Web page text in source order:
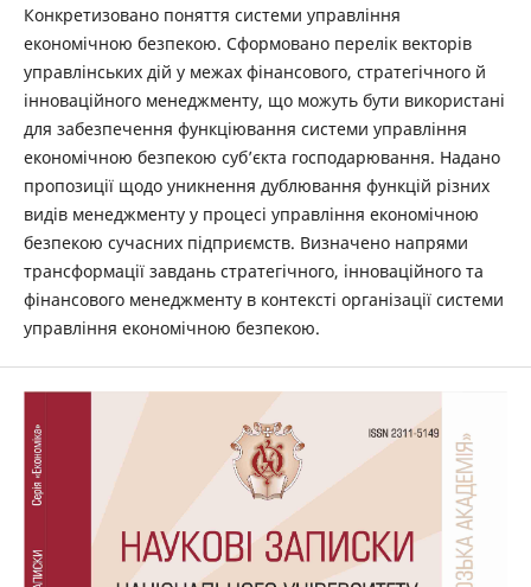
Конкретизовано поняття системи управління
економічною безпекою. Сформовано перелік векторів
управлінсь­ких дій у межах фінансового, стратегічного й
інноваційного менеджменту, що можуть бути використані
для забезпечення функціювання системи управління
економічною безпекою суб’єкта господарювання. Надано
пропозиції щодо уникнення дублювання функцій різних
видів менеджменту у процесі управління економічною
безпекою сучасних підприємств. Визначено напрями
трансформації завдань стратегічного, інноваційного та
фінансового менеджменту в контексті організації системи
управління економічною безпекою.